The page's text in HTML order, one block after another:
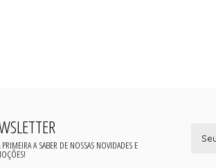
PRIMEIRA A SABER DE NOSSAS NOVIDADES E